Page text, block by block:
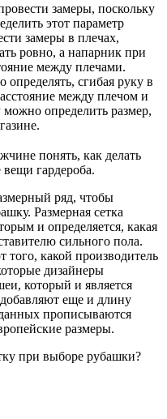
замеры, поскольку
этот параметр
замеры в плечах,
ровно, а напарник при
между плечами.
сгибая руку в
между плечом и
можно определить размер,
понять, как делать
гардероба.
ряд, чтобы
Размерная сетка
и определяется, какая
сильного пола.
того, какой производитель
дизайнеры
который и является
еще и длину
прописываются
размеры.
при выборе рубашки?